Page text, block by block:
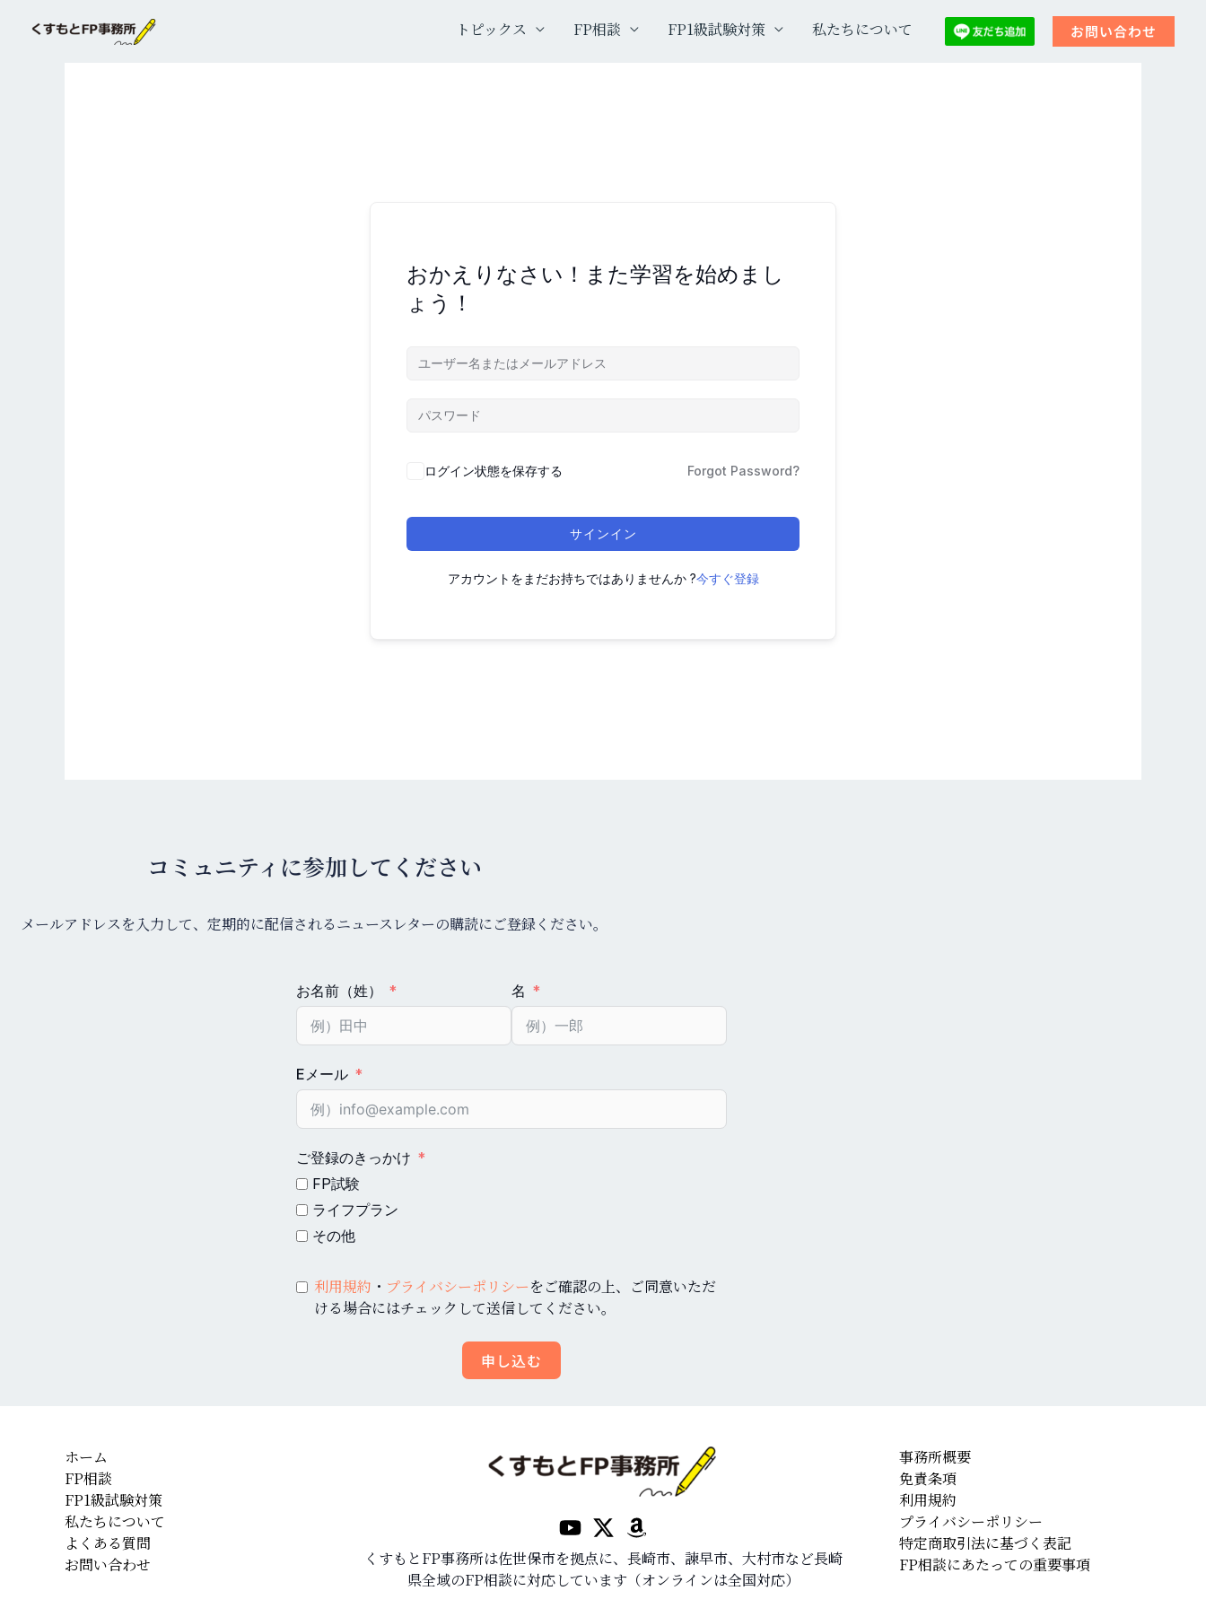
トピックス FP相談 FP1級試験対策 私たちについて お問い合わせ
おかえりなさい！また学習を始めまし
ょう！
ログイン状態を保存する Forgot Password?
サインイン
アカウントをまだお持ちではありませんか ?今すぐ登録
コミュニティに参加してください
メールアドレスを入力して、定期的に配信されるニュースレターの購読にご登録ください。
お名前（姓） 名
Eメール
ご登録のきっかけ
FP試験
ライフプラン
その他
利用規約 ・ プライバシーポリシーをご確認の上、ご同意いただ
ける場合にはチェックして送信してください。
申し込む
ホーム
FP相談
FP1級試験対策
私たちについて
よくある質問
お問い合わせ
くすもとFP事務所は佐世保市を拠点に、長崎市、諫早市、大村市など長崎
県全域のFP相談に対応しています（オンラインは全国対応）
事務所概要
免責条項
利用規約
プライバシーポリシー
特定商取引法に基づく表記
FP相談にあたっての重要事項